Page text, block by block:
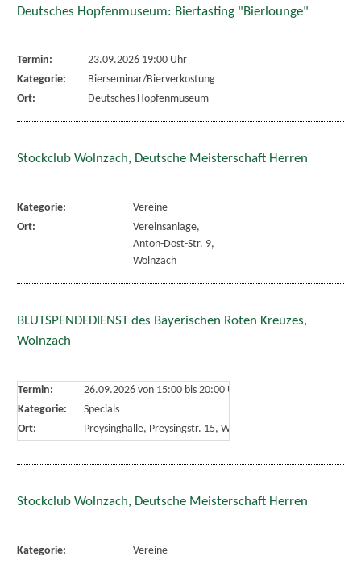
Deutsches Hopfenmuseum: Biertasting "Bierlounge"
Termin:
23.09.2026 19:00 Uhr
Kategorie:
Bierseminar/Bierverkostung
Ort:
Deutsches Hopfenmuseum
Stockclub Wolnzach, Deutsche Meisterschaft Herren
Kategorie:
Vereine
Ort:
Vereinsanlage,
Anton-Dost-Str. 9,
Wolnzach
BLUTSPENDEDIENST des Bayerischen Roten Kreuzes,
Wolnzach
Termin: 26.09.2026 von 15:00bis 20:00 Uhr
Kategorie:
Specials
Ort:
Preysinghalle, Preysingstr. 15, Wolnzach
Stockclub Wolnzach, Deutsche Meisterschaft Herren
Kategorie:
Vereine